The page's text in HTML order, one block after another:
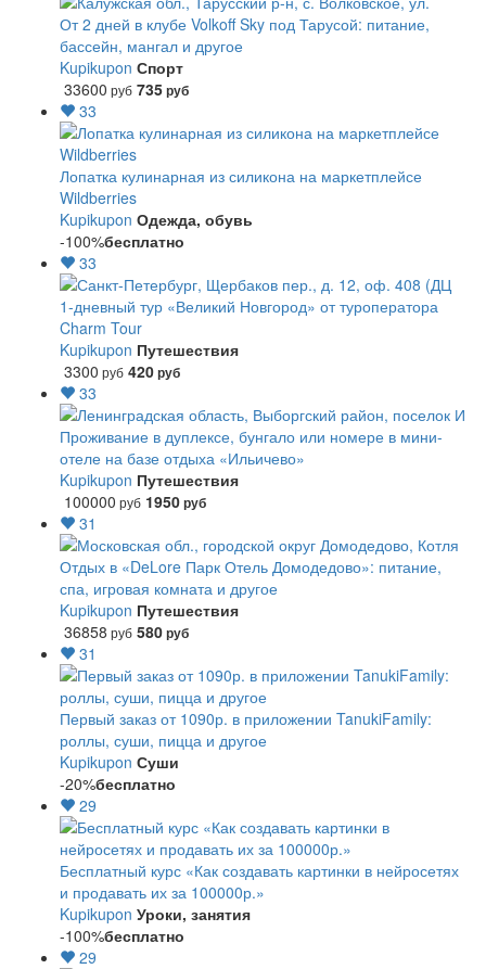
От 2 дней в клубе Volkoff Sky под Тарусой: питание,
бассейн, мангал и другое
Kupikupon Спорт
33600 руб 735руб
33
Лопатка кулинарная из силикона на маркетплейсе
Wildberries
Kupikupon Одежда, обувь
-100%бесплатно
33
1-дневный тур «Великий Новгород» от туроператора
Charm Tour
Kupikupon Путешествия
3300 руб 420руб
33
Проживание в дуплексе, бунгало или номере в мини-
отеле на базе отдыха «Ильичево»
Kupikupon Путешествия
100000 руб 1950руб
31
Отдых в «DeLore Парк Отель Домодедово»: питание,
спа, игровая комната и другое
Kupikupon Путешествия
36858 руб 580руб
31
Первый заказ от 1090р. в приложении TanukiFamily:
роллы, суши, пицца и другое
Kupikupon Суши
-20%бесплатно
29
Бесплатный курс «Как создавать картинки в нейросетях
и продавать их за 100000р.»
Kupikupon Уроки, занятия
-100%бесплатно
29